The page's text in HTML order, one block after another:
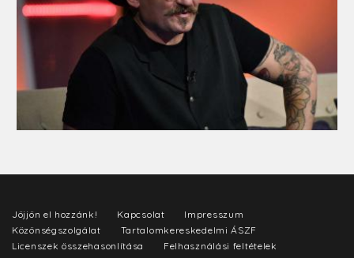
Jöjjön el hozzánk! Kapcsolat
Impresszum
Közönségszolgálat
Tartalomkereskedelmi ÁSZF
Licenszek összehasonlítása
Felhasználási feltételek